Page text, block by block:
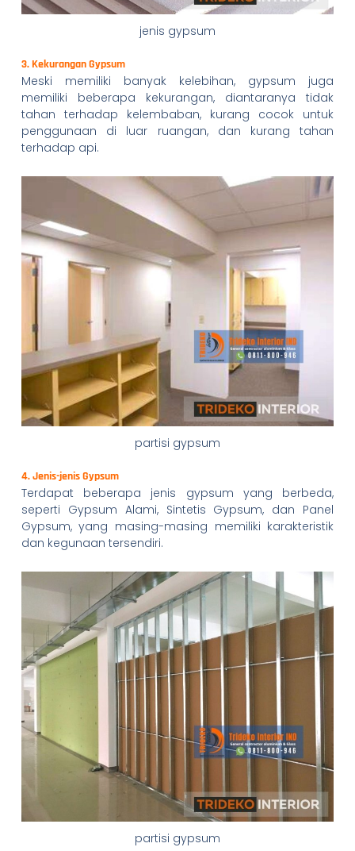
jenis gypsum
3. Kekurangan Gypsum
Meski memiliki banyak kelebihan, gypsum juga
memiliki beberapa kekurangan, diantaranya tidak
tahan terhadap kelembaban, kurang cocok untuk
penggunaan di luar ruangan, dan kurang tahan
terhadap api.
partisi gypsum
4. Jenis-jenis Gypsum
Terdapat beberapa jenis gypsum yang berbeda,
seperti Gypsum Alami, Sintetis Gypsum, dan Panel
Gypsum, yang masing-masing memiliki karakteristik
dan kegunaan tersendiri.
partisi gypsum